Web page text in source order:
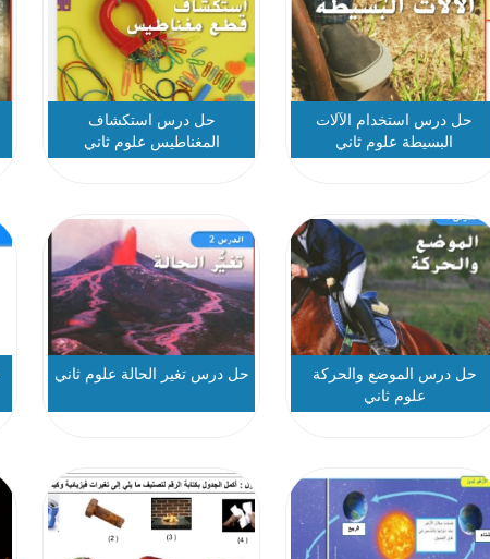
حل درس استخدام الآلات
البسيطة علوم ثاني
حل درس استكشاف
المغناطيس علوم ثاني
حل درس الموضع والحركة
علوم ثاني
حل درس تغير الحالة علوم ثاني